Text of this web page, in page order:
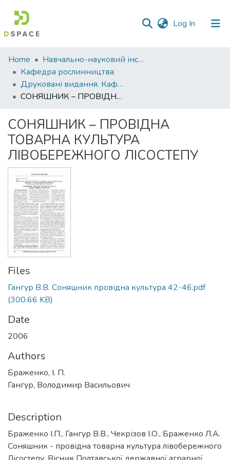
Log In (current)
Communities
&
Collections
Statistics
Home
Навчально-науковий інститут агротехнологій, селекції та екології
Кафедра рослинництва
Друковані видання. Кафедра рослинництва
СОНЯШНИК – ПРОВІДНА ТОВАРНА КУЛЬТУРА ЛІВОБЕРЕЖНОГО ЛІСОСТЕПУ
СОНЯШНИК – ПРОВІДНА
ТОВАРНА КУЛЬТУРА
ЛІВОБЕРЕЖНОГО ЛІСОСТЕПУ
Files
Гангур В.В. Соняшник провідна культура 42-46.pdf
(300.66 KB)
Date
2006
Authors
Браженко, І. П.
Гангур, Володимир Васильович
Description
Браженко І.П., Гангур В.В., Чекрізов І.О., Браженко Л.А.
Соняшник - провідна товарна культура лівобережного